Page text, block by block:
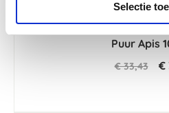
Selectie
4.3
star
29
Puur Apis
€ 33,43 €